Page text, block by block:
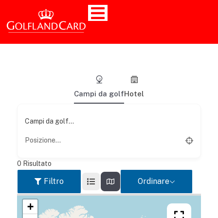
Campi da golfHotel
Campi da golf...
0 Risultato
Filtro Ordinare
+